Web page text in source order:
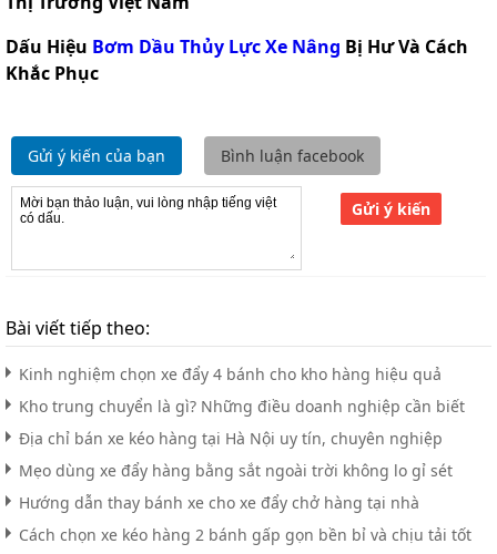
Dấu Hiệu Bơm Dầu Thủy Lực Xe Nâng Bị Hư Và Cách
Khắc Phục
Gửi ý kiến của bạn Bình luận facebook
Gửi ý kiến
Bài viết tiếp theo:
Kinh nghiệm chọn xe đẩy 4 bánh cho kho hàng hiệu quả
Kho trung chuyển là gì? Những điều doanh nghiệp cần biết
Địa chỉ bán xe kéo hàng tại Hà Nội uy tín, chuyên nghiệp
Mẹo dùng xe đẩy hàng bằng sắt ngoài trời không lo gỉ sét
Hướng dẫn thay bánh xe cho xe đẩy chở hàng tại nhà
Cách chọn xe kéo hàng 2 bánh gấp gọn bền bỉ và chịu tải tốt